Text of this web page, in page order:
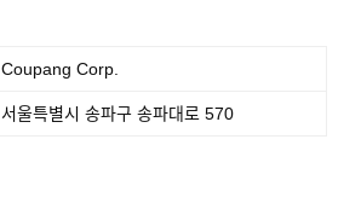
Coupang Corp.
서울특별시 송파구 송파대로 570